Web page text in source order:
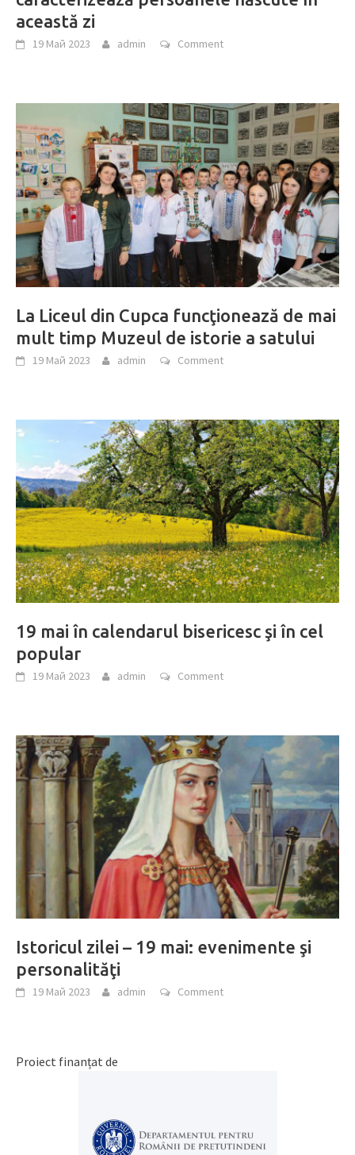
această zi
19 Май 2023 admin Comment
La Liceul din Cupca funcţionează de mai
mult timp Muzeul de istorie a satului
19 Май 2023 admin Comment
19 mai în calendarul bisericesc şi în cel
popular
19 Май 2023 admin Comment
Istoricul zilei – 19 mai: evenimente şi
personalităţi
19 Май 2023 admin Comment
Proiect finanțat de